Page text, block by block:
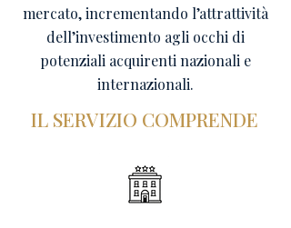
mercato, incrementando l’attrattività
dell’investimento agli occhi di
potenziali acquirenti nazionali e
internazionali.
IL SERVIZIO COMPRENDE